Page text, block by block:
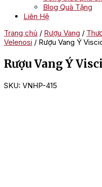
Blog Quà Tặng
Liên Hệ
Trang chủ / Rượu Vang /
Velenosi / Rượu Vang Ý
Rượu Vang Ý
SKU: VNHP-415